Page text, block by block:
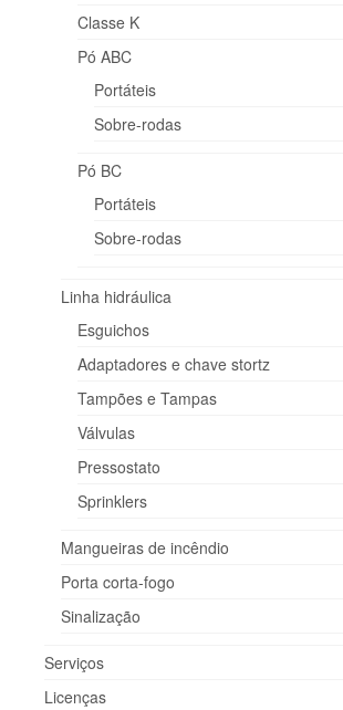
Pó BC
Linha hidráulica
Adaptadores e chave stortz
Tampões e Tampas
Pressostato
Sprinklers
Mangueiras de incêndio
Porta corta-fogo
Serviços
Classe K
Pó ABC
Portáteis
Sobre-rodas
Pó BC
Portáteis
Sobre-rodas
Linha hidráulica
Esguichos
Adaptadores e chave stortz
Tampões e Tampas
Válvulas
Pressostato
Sprinklers
Mangueiras de incêndio
Porta corta-fogo
Sinalização
Serviços
Licenças